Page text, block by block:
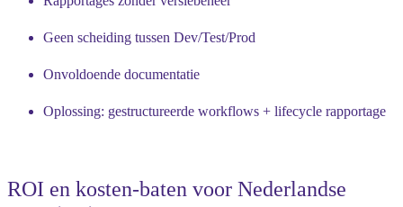
Geen scheiding tussen Dev/Test/Prod
Onvoldoende documentatie
Oplossing: gestructureerde workflows + lifecycle rapportage
ROI en kosten-baten voor Nederlandse